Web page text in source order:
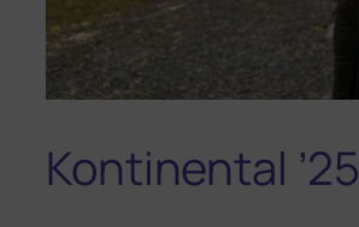
Kontinental ’25